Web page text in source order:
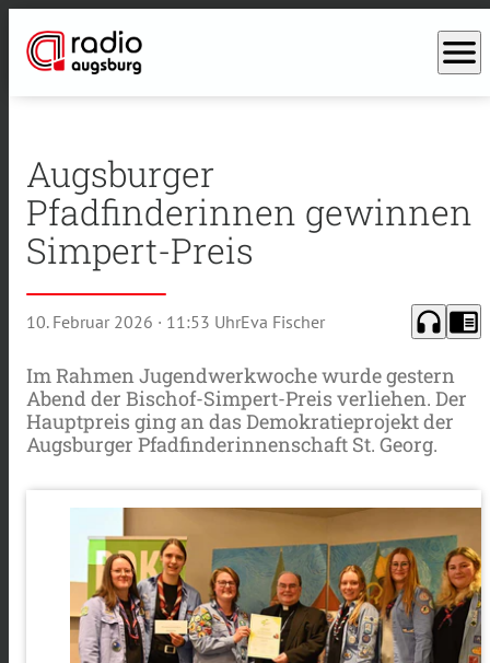
menu
Augsburger
Pfadfinderinnen gewinnen
Simpert-Preis
10. Februar 2026 · 11:53 UhrEva Fischer headphones chrome_reader_mode
Im Rahmen Jugendwerkwoche wurde gestern
Abend der Bischof-Simpert-Preis verliehen. Der
Hauptpreis ging an das Demokratieprojekt der
Augsburger Pfadfinderinnenschaft St. Georg.